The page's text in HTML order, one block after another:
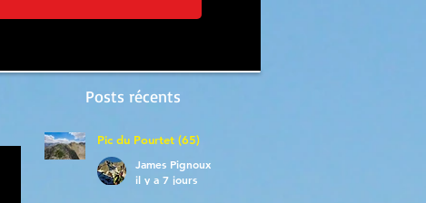
Posts récents
Pic du Pourtet (65)
James Pignoux
il y a 7 jours